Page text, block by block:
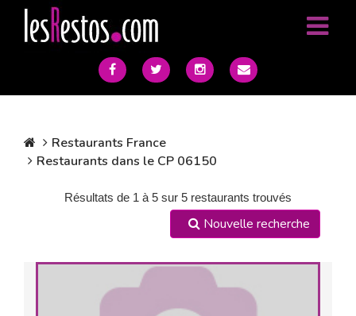
Restaurants France
Restaurants dans le CP 06150
Résultats de 1 à 5 sur 5 restaurants trouvés
Nouvelle recherche